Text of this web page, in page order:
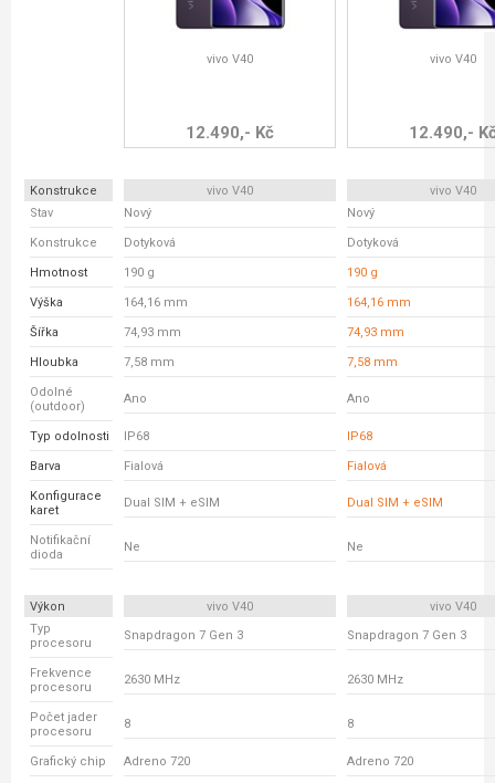
vivo V40
12.490,- Kč
vivo V40
12.490,-
Konstrukce vivo V40
vivo V40
Stav
Nový Nový
Konstrukce Dotyková Dotyková
Hmotnost 190 g 190 g
Výška 164,16 mm 164,16 mm
Šířka 74,93 mm 74,93 mm
Hloubka 7,58 mm 7,58 mm
Odolné
(outdoor)
Ano Ano
Typ odolnosti IP68 IP68
Barva Fialová Fialová
Konfigurace
karet
Dual SIM + eSIM Dual SIM + eSIM
Notifikační
dioda
Ne Ne
Výkon vivo V40
vivo V40
Typ
procesoru
Snapdragon 7 Gen 3 Snapdragon 7 Gen 3
Frekvence
procesoru
2630 MHz 2630 MHz
Počet jader
procesoru
8 8
Grafický chip Adreno 720 Adreno 720